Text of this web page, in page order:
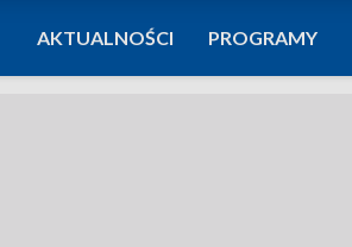
AKTUALNOŚCI PROGRAMY